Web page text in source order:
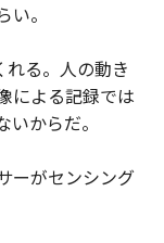
。
る。人の動き
による記録では
からだ。
ーがセンシング